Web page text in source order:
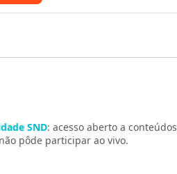
SND: acesso aberto a conteúdos
pôde participar ao vivo.